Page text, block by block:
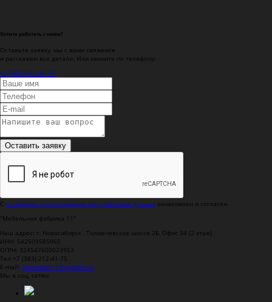
Хотите работать с нами?
Оставьте заявку, мы с вами свяжемся
и расскажем все детали. Или звоните по телефону:
+7 (383) 212-41-75
Оставить заявку
С условиями использования персональных данных ознакомлен и согласен.
"Мебельная фабрика 11"
Наш адрес: г. Новосибирск
Толмачевское шоссе 2Б, Офис 34 (2 этаж)
ИНН: 542509585965
ОГРН: 324547600023953
Тел: +7 (383) 212-41-75
E-mail: opitmebel11@yandex.ru
Мы в соц. сетях: